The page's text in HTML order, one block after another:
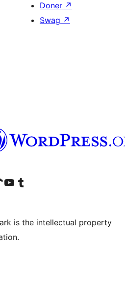
Doner ↗
Swag ↗
kontoTikTok-konto
Besøg vores YouTube-kanalBesøg vores Tumblr-konto
is the intellectual property